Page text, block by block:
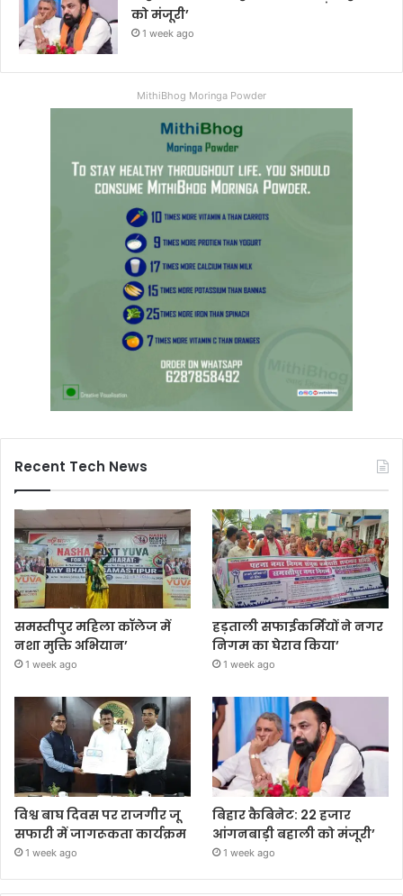
को मंजूरी’
1 week ago
MithiBhog Moringa Powder
Recent Tech News
समस्तीपुर महिला कॉलेज में
नशा मुक्ति अभियान’
1 week ago
हड़ताली सफाईकर्मियों ने नगर
निगम का घेराव किया’
1 week ago
विश्व बाघ दिवस पर राजगीर जू
सफारी में जागरूकता कार्यक्रम
1 week ago
बिहार कैबिनेट: 22 हजार
आंगनबाड़ी बहाली को मंजूरी’
1 week ago